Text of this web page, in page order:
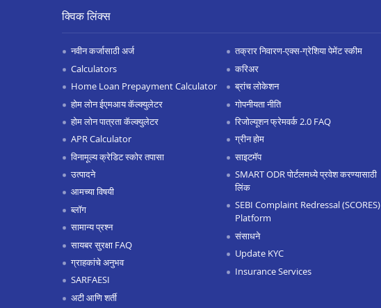
क्विक लिंक्स
नवीन कर्जासाठी अर्ज
Calculators
Home Loan Prepayment Calculator
होम लोन ईएमआय कॅल्क्युलेटर
होम लोन पात्रता कॅल्क्युलेटर
APR Calculator
विनामूल्य क्रेडिट स्कोर तपासा
उत्पादने
आमच्या विषयी
ब्लॉग
सामान्य प्रश्न
सायबर सुरक्षा FAQ
ग्राहकांचे अनुभव
SARFAESI
अटी आणि शर्ती
तक्रार निवारण-एक्स-ग्रेशिया पेमेंट स्कीम
करिअर
ब्रांच लोकेशन
गोपनीयता नीति
रिजोल्यूशन फ्रेमवर्क 2.0 FAQ
ग्रीन होम
साइटमॅप
SMART ODR पोर्टलमध्ये प्रवेश करण्यासाठी
लिंक
SEBI Complaint Redressal (SCORES)
Platform
संसाधने
Update KYC
Insurance Services